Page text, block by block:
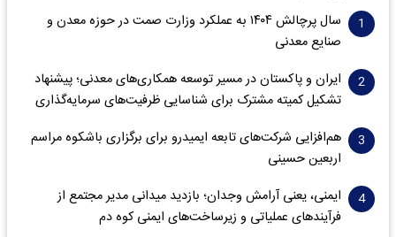
سال پرچالش ۱۴۰۴ به عملکرد وزارت صمت در حوزه معدن و
صنایع معدنی
ایران و پاکستان در مسیر توسعه همکاری‌های معدنی؛ پیشنهاد
تشکیل کمیته مشترک برای شناسایی ظرفیت‌های سرمایه‌گذاری
هم‌افزایی شرکت‌های تابعه ایمیدرو برای برگزاری باشکوه مراسم
اربعین حسینی
ایمنی، یعنی آرامش وجدان؛ بازدید میدانی مدیر مجتمع از
فرآیندهای عملیاتی و زیرساخت‌های ایمنی کوه دم